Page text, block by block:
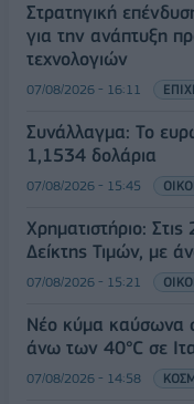
Στρατηγική
για την ανάπτυξη
τεχνολογιών
07/08/2026 - 16:11
Συνάλλαγμα: Το
1,1534 δολάρια
07/08/2026 - 15:45
Χρηματιστήριο:
Δείκτης Τιμών, με
07/08/2026 - 15:21
Νέο κύμα καύσωνα
άνω των 40°C σε
07/08/2026 - 14:58